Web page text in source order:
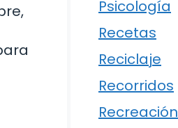
Psicología
Recetas
Reciclaje
Recorridos
Recreación